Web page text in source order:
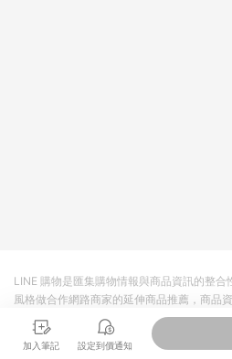
加入筆記 設定到價通知
LINE 購物是匯集購物情報與商品資訊的整
風格做合作網路商家的延伸商品推薦，商品
商品至各合作網路商家，確認現售價與購物
準。